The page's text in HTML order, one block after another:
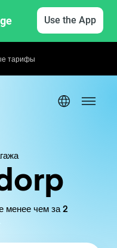
Use the App
тарифы
менее чем за 2